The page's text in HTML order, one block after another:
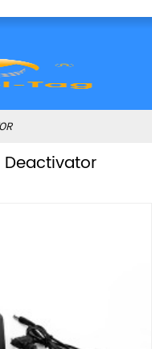
Deactivator